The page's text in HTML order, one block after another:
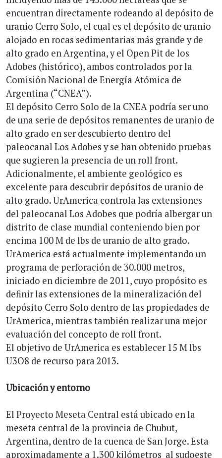
encuentran directamente rodeando al depósito de
uranio Cerro Solo, el cual es el depósito de uranio
alojado en rocas sedimentarias más grande y de
alto grado en Argentina, y el Open Pit de los
Adobes (histórico), ambos controlados por la
Comisión Nacional de Energía Atómica de
Argentina (“CNEA”).
El depósito Cerro Solo de la CNEA podría ser uno
de una serie de depósitos remanentes de uranio de
alto grado en ser descubierto dentro del
paleocanal Los Adobes y se han obtenido pruebas
que sugieren la presencia de un roll front.
Adicionalmente, el ambiente geológico es
excelente para descubrir depósitos de uranio de
alto grado. UrAmerica controla las extensiones
del paleocanal Los Adobes que podría albergar un
distrito de clase mundial conteniendo bien por
encima 100 M de lbs de uranio de alto grado.
UrAmerica está actualmente implementando un
programa de perforación de 30.000 metros,
iniciado en diciembre de 2011, cuyo propósito es
definir las extensiones de la mineralización del
depósito Cerro Solo dentro de las propiedades de
UrAmerica, mientras también realizar una mejor
evaluación del concepto de roll front.
El objetivo de UrAmerica es establecer 15 M lbs
U3O8 de recurso para 2013.
Ubicación y entorno
El Proyecto Meseta Central está ubicado en la
meseta central de la provincia de Chubut,
Argentina, dentro de la cuenca de San Jorge. Esta
aproximadamente a 1.300 kilómetros al sudoeste